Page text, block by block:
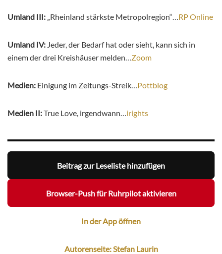
Umland III: „Rheinland stärkste Metropolregion“…RP Online
Umland IV: Jeder, der Bedarf hat oder sieht, kann sich in
einem der drei Kreishäuser melden…Zoom
Medien: Einigung im Zeitungs-Streik…Pottblog
Medien II:True Love, irgendwann…irights
Beitrag zur Leseliste hinzufügen
Browser-Push für Ruhrpilot aktivieren
In der App öffnen
Autorenseite: Stefan Laurin